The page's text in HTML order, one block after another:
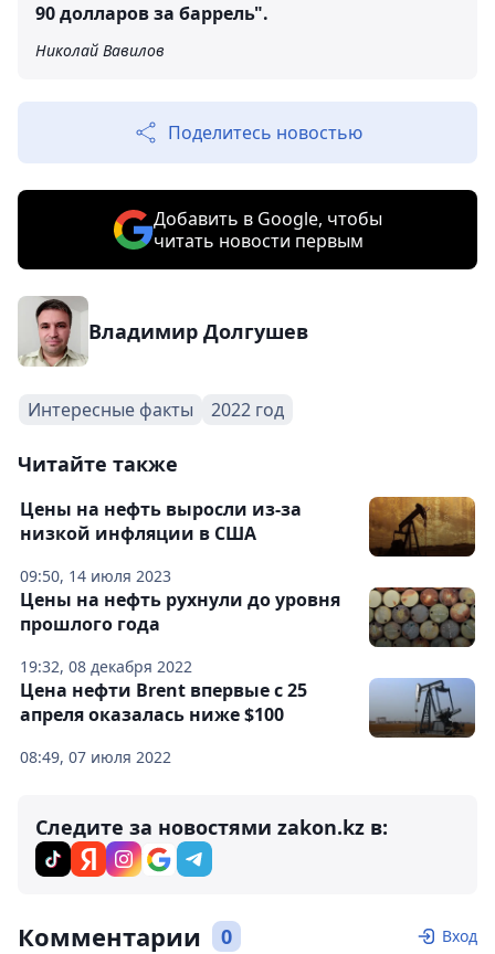
90 долларов за баррель".
Николай Вавилов
Поделитесь новостью
Добавить в Google, чтобы
читать новости первым
Владимир Долгушев
Интересные факты 2022 год
Читайте также
09:50, 14 июля 2023
Цены на нефть выросли из-за
низкой инфляции в США
19:32, 08 декабря 2022
Цены на нефть рухнули до уровня
прошлого года
08:49, 07 июля 2022
Цена нефти Brent впервые с 25
апреля оказалась ниже $100
Следите за новостями zakon.kz в:
Комментарии 0 Вход